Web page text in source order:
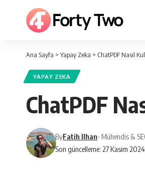
Ana Sayfa > Yapay Zeka > ChatPDF Nasıl
YAPAY ZEKA
ChatPDF
Son güncelleme: 27 Kasım
ByFatih Ilhan- Mühendis &